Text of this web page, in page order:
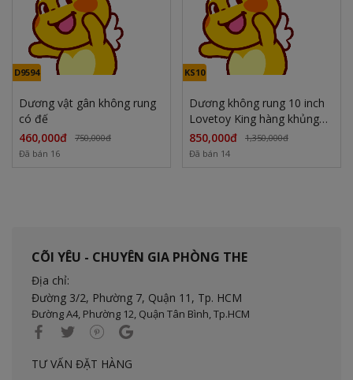
D9594
Dương vật gân không rung
có đế
460,000đ
750,000đ
Đã bán 16
KS10
Dương không rung 10 inch
Lovetoy King hàng khủng
có đế
850,000đ
1,350,000đ
Đã bán 14
CÕI YÊU - CHUYÊN GIA PHÒNG THE
Địa chỉ:
Đường 3/2, Phường 7, Quận 11, Tp. HCM
Đường A4, Phường 12, Quận Tân Bình, Tp.HCM
TƯ VẤN ĐẶT HÀNG